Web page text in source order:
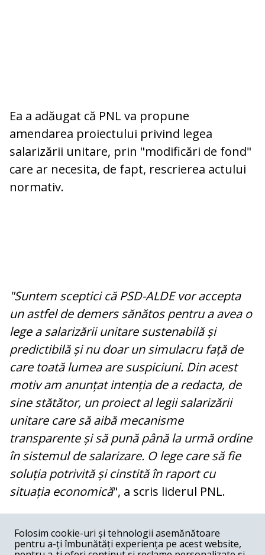
Ea a adăugat că PNL va propune
amendarea proiectului privind legea
salarizării unitare, prin "modificări de fond"
care ar necesita, de fapt, rescrierea actului
normativ.
"Suntem sceptici că PSD-ALDE vor accepta
un astfel de demers sănătos pentru a avea o
lege a salarizării unitare sustenabilă și
predictibilă și nu doar un simulacru față de
care toată lumea are suspiciuni. Din acest
motiv am anunțat intenția de a redacta, de
sine stătător, un proiect al legii salarizării
unitare care să aibă mecanisme
transparente și să pună până la urmă ordine
în sistemul de salarizare. O lege care să fie
soluția potrivită și cinstită în raport cu
situația economică", a scris liderul PNL.
COMENTARII
Nume
Folosim cookie-uri și tehnologii asemănătoare
pentru a-ți îmbunătăți experiența pe acest website,